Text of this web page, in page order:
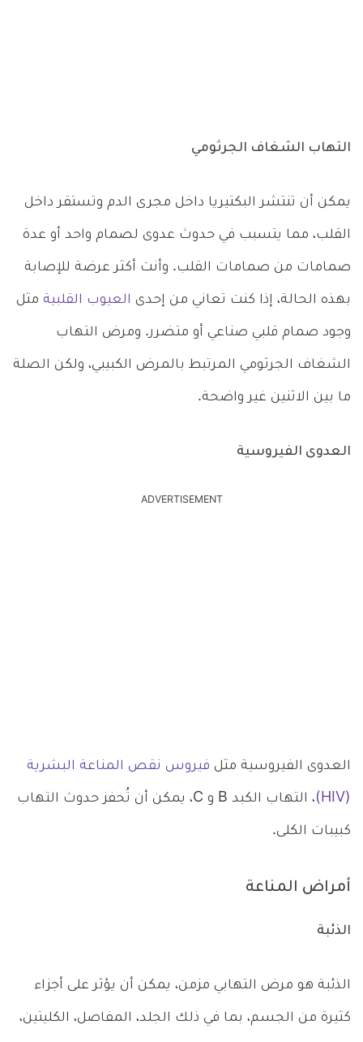
التهاب الشغاف الجرثومي
يمكن أن تنتشر البكتيريا داخل مجرى الدم وتستقر داخل
القلب، مما يتسبب في حدوث عدوى لصمام واحد أو عدة
صمامات من صمامات القلب. وأنت أكثر عرضة للإصابة
بهذه الحالة، إذا كنت تعاني من إحدى العيوب القلبية مثل
وجود صمام قلبي صناعي أو متضرر. ومرض التهاب
الشغاف الجرثومي المرتبط بالمرض الكبيبي، ولكن الصلة
ما بين الاثنين غير واضحة.
العدوى الفيروسية
ADVERTISEMENT
العدوى الفيروسية مثل فيروس نقص المناعة البشرية
(HIV) ، التهاب الكبد B و C، يمكن أن تُحفز حدوث التهاب
كبيبات الكلى.
أمراض المناعة
الذئبة
الذئبة هو مرض التهابي مزمن، يمكن أن يؤثر على أجزاء
كثيرة من الجسم، بما في ذلك الجلد، المفاصل، الكليتين،